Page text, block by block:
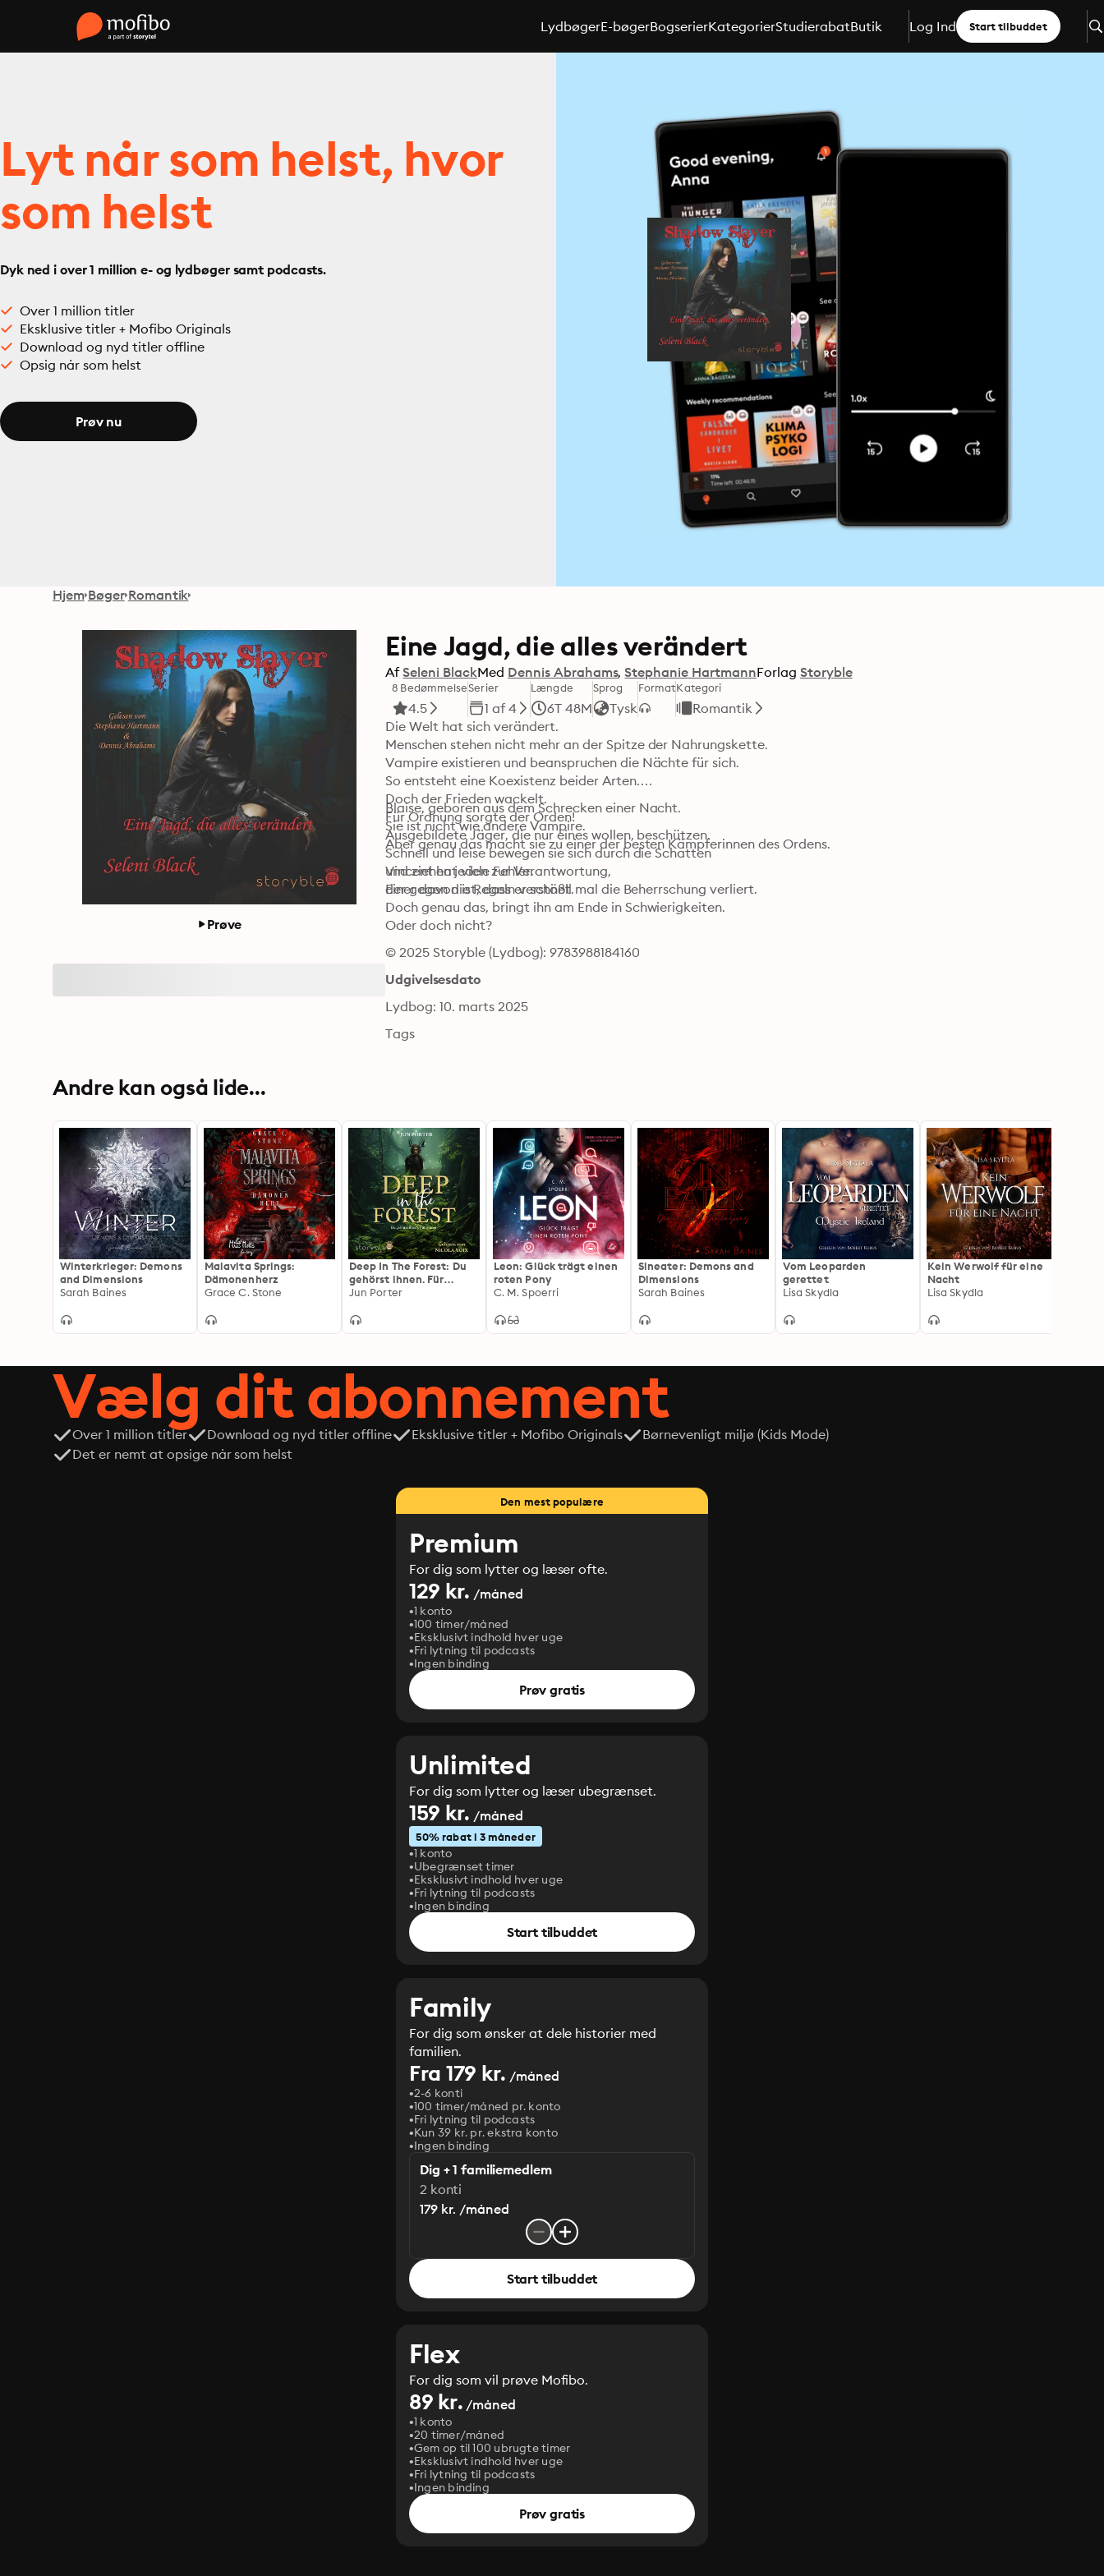
LydbøgerE-bøgerBogserierKategorierStudierabatButik Log Ind Start tilbuddet
Lyt når som helst, hvor
som helst
Dyk ned i over 1 million e- og lydbøger samt podcasts.
Over 1 million titler
Eksklusive titler + Mofibo Originals
Download og nyd titler offline
Opsig når som helst
Prøv nu
Hjem Bøger Romantik
Prøve
Eine Jagd, die alles verändert
Af Seleni BlackMed Dennis Abrahams Stephanie HartmannForlag Storyble
8 Bedømmelse
4.5
Serier
1 af 4
Længde
6T 48M
Sprog
Tysk
FormatKategori
Romantik
Die Welt hat sich verändert.
Menschen stehen nicht mehr an der Spitze der Nahrungskette.
Vampire existieren und beanspruchen die Nächte für sich.
So entsteht eine Koexistenz beider Arten.
Doch der Frieden wackelt.
Für Ordnung sorgte der Orden!
Ausgebildete Jäger, die nur eines wollen, beschützen.
Schnell und leise bewegen sie sich durch die Schatten
und ziehen jeden zur Verantwortung,
der gegen die Regeln verstößt.
Blaise, geboren aus dem Schrecken einer Nacht.
Sie ist nicht wie andere Vampire.
Aber genau das macht sie zu einer der besten Kämpferinnen des Ordens.
Vincent hat viele Fehler.
Einer davon ist, dass er schnell mal die Beherrschung verliert.
Doch genau das, bringt ihn am Ende in Schwierigkeiten.
Oder doch nicht?
© 2025 Storyble (Lydbog): 9783988184160
Udgivelsesdato
Lydbog: 10. marts 2025
Tags
Andre kan også lide...
Winterkrieger: Demons
and Dimensions
Sarah Baines
Malavita Springs:
Dämonenherz
Grace C. Stone
Deep In The Forest: Du
gehörst ihnen. Für
immer.
Jun Porter
Leon: Glück trägt einen
roten Pony
C. M. Spoerri
Sineater: Demons and
Dimensions
Sarah Baines
Vom Leoparden
gerettet
Lisa Skydla
Kein Werwolf für eine
Nacht
Lisa Skydla
Vælg dit abonnement
Over 1 million titler Download og nyd titler offline Eksklusive titler + Mofibo Originals
Børnevenligt miljø (Kids Mode)
Det er nemt at opsige når som helst
Den mest populære
Premium
For dig som lytter og læser ofte.
129 kr. /måned
1 konto
100 timer/måned
Eksklusivt indhold hver uge
Fri lytning til podcasts
Ingen binding
Prøv gratis
Unlimited
For dig som lytter og læser ubegrænset.
159 kr. /måned
50% rabat i 3 måneder
1 konto
Ubegrænset timer
Eksklusivt indhold hver uge
Fri lytning til podcasts
Ingen binding
Start tilbuddet
Family
For dig som ønsker at dele historier med
familien.
Fra 179 kr. /måned
2-6 konti
100 timer/måned pr. konto
Fri lytning til podcasts
Kun 39 kr. pr. ekstra konto
Ingen binding
Dig + 1 familiemedlem
2 konti
179 kr. /måned
Start tilbuddet
Flex
For dig som vil prøve Mofibo.
89 kr. /måned
1 konto
20 timer/måned
Gem op til 100 ubrugte timer
Eksklusivt indhold hver uge
Fri lytning til podcasts
Ingen binding
Prøv gratis